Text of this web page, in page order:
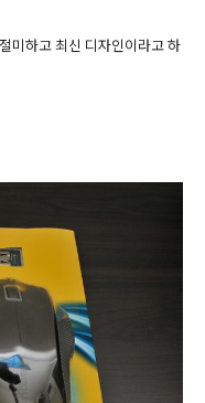
미하고 최신 디자인이라고 하